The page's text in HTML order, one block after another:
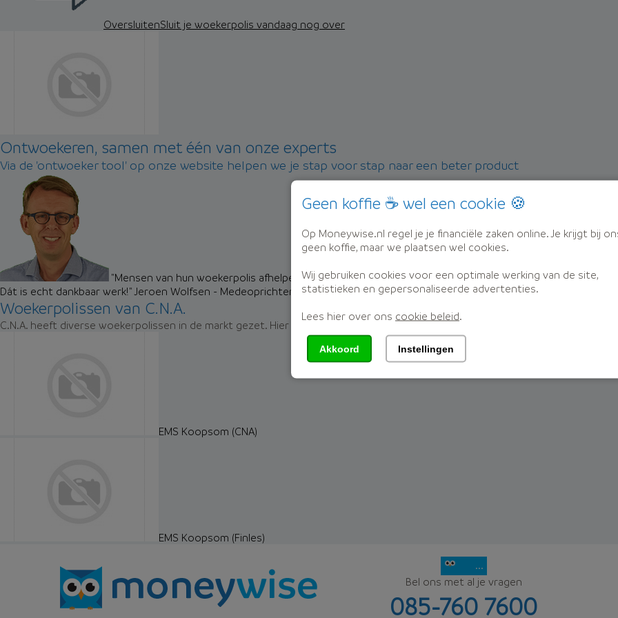
OversluitenSluit je woekerpolis vandaag nog over
Ontwoekeren, samen met één van onze experts
Via de 'ontwoeker tool' op onze website helpen we je stap voor stap naar een beter product
"Mensen van hun woekerpolis afhelpen zodat ze weer vertrouwen krijgen in hun financiën.
Dát is echt dankbaar werk!"Jeroen Wolfsen - Medeoprichter Moneywise
Woekerpolissen van C.N.A.
C.N.A. heeft diverse woekerpolissen in de markt gezet. Hier ziet u een overzicht van de woekerpolissen.
EMS Koopsom (CNA)
EMS Koopsom (Finles)
...
Bel ons met al je vragen
085-760 7600
Geen koffie ☕ wel een cookie 🍪
Op Moneywise.nl regel je je financiële zaken online. Je krijgt bij
geen koffie, maar we plaatsen wel cookies.
Wij gebruiken cookies voor een optimale werking van de site,
statistieken en gepersonaliseerde advertenties.
Lees hier over ons cookie beleid.
Akkoord Instellingen